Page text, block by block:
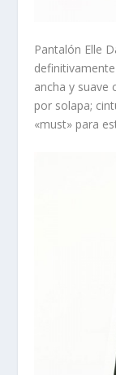
Pantalón Elle
ancha y suave
por solapa;
«must» para